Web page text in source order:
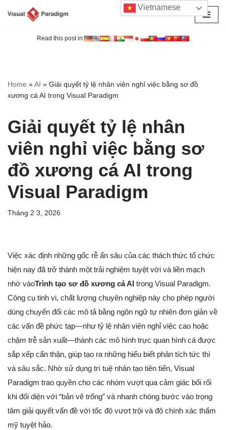
Read this post in:
Home »AI » Giải quyết tỷ lệ nhân viên nghỉ việc bằng sơ đồ
xương cá AI trong Visual Paradigm
Giải quyết tỷ lệ nhân
viên nghỉ việc bằng sơ
đồ xương cá AI trong
Visual Paradigm
Tháng 2 3, 2026
Việc xác định những gốc rễ ẩn sâu của các thách thức tổ chức
hiện nay đã trở thành một trải nghiệm tuyệt vời và liền mạch
nhờ vàoTrình tạo sơ đồ xương cá AI trong Visual Paradigm.
Công cụ tinh vi, chất lượng chuyên nghiệp này cho phép người
dùng chuyển đổi các mô tả bằng ngôn ngữ tự nhiên đơn giản về
các vấn đề phức tạp—như tỷ lệ nhân viên nghỉ việc cao hoặc
chậm trễ sản xuất—thành các mô hình trực quan hình cá được
sắp xếp cẩn thận, giúp tạo ra những hiểu biết phân tích tức thì
và sâu sắc. Nhờ sử dụng trí tuệ nhân tạo tiên tiến, Visual
Paradigm trao quyền cho các nhóm vượt qua cảm giác bối rối
khi đối diện với “bản vẽ trống” và nhanh chóng bước vào trọng
tâm giải quyết vấn đề với tốc độ vượt trội và độ chính xác thẩm
mỹ tuyệt hảo.
Vietnamese